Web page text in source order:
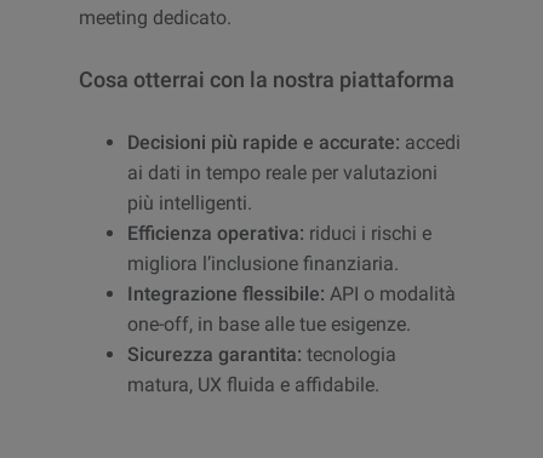
meeting dedicato.
Cosa otterrai con la nostra piattaforma
Decisioni più rapide e accurate: accedi
ai dati in tempo reale per valutazioni
più intelligenti.
Efficienza operativa: riduci i rischi e
migliora l’inclusione finanziaria.
Integrazione flessibile: API o modalità
one-off, in base alle tue esigenze.
Sicurezza garantita: tecnologia
matura, UX fluida e affidabile.